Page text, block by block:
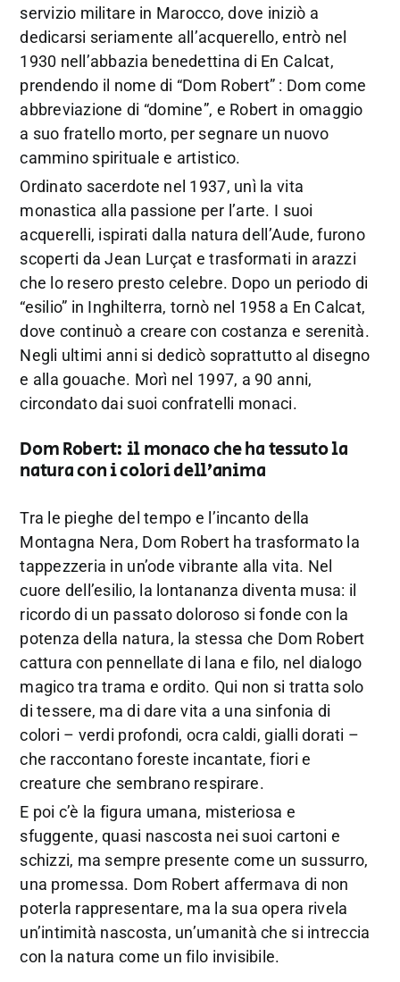
servizio militare in Marocco, dove iniziò a
dedicarsi seriamente all’acquerello, entrò nel
1930 nell’abbazia benedettina di En Calcat,
prendendo il nome di “Dom Robert” : Dom come
abbreviazione di “domine”, e Robert in omaggio
a suo fratello morto, per segnare un nuovo
cammino spirituale e artistico.
Ordinato sacerdote nel 1937, unì la vita
monastica alla passione per l’arte. I suoi
acquerelli, ispirati dalla natura dell’Aude, furono
scoperti da Jean Lurçat e trasformati in arazzi
che lo resero presto celebre. Dopo un periodo di
“esilio” in Inghilterra, tornò nel 1958 a En Calcat,
dove continuò a creare con costanza e serenità.
Negli ultimi anni si dedicò soprattutto al disegno
e alla gouache. Morì nel 1997, a 90 anni,
circondato dai suoi confratelli monaci.
Dom Robert: il monaco che ha tessuto la
natura con i colori dell’anima
Tra le pieghe del tempo e l’incanto della
Montagna Nera, Dom Robert ha trasformato la
tappezzeria in un’ode vibrante alla vita. Nel
cuore dell’esilio, la lontananza diventa musa: il
ricordo di un passato doloroso si fonde con la
potenza della natura, la stessa che Dom Robert
cattura con pennellate di lana e filo, nel dialogo
magico tra trama e ordito. Qui non si tratta solo
di tessere, ma di dare vita a una sinfonia di
colori – verdi profondi, ocra caldi, gialli dorati –
che raccontano foreste incantate, fiori e
creature che sembrano respirare.
E poi c’è la figura umana, misteriosa e
sfuggente, quasi nascosta nei suoi cartoni e
schizzi, ma sempre presente come un sussurro,
una promessa. Dom Robert affermava di non
poterla rappresentare, ma la sua opera rivela
un’intimità nascosta, un’umanità che si intreccia
con la natura come un filo invisibile.